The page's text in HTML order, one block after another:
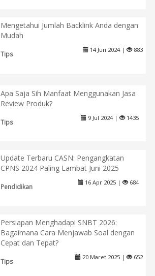
Mengetahui Jumlah Backlink Anda dengan
Mudah
Tips
14 Jun 2024 | 883
Apa Saja Sih Manfaat Menggunakan Jasa
Review Produk?
Tips
9 Jul 2024 | 1435
Update Terbaru CASN: Pengangkatan
CPNS 2024 Paling Lambat Juni 2025
Pendidikan
16 Apr 2025 | 684
Persiapan Menghadapi SNBT 2026:
Bagaimana Cara Menjawab Soal dengan
Cepat dan Tepat?
Tips
20 Maret 2025 | 652